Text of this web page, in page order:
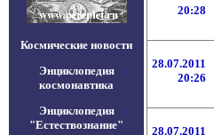
Космические новости
Энциклопедия
космонавтика
Энциклопедия
"Естествознание"
20:28
28.07.2011
20:26
28.07.2011